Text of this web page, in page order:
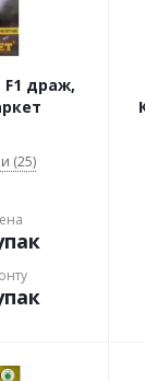
драж,
(25)